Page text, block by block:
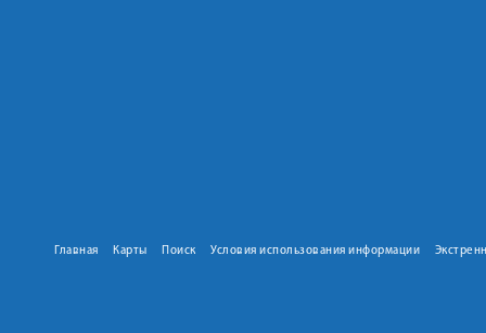
Главная Карты Поиск Условия использования информации